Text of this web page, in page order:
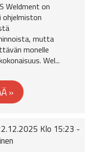
Weldment on
mutta
monelle
Wel...
Klo 15:23 -